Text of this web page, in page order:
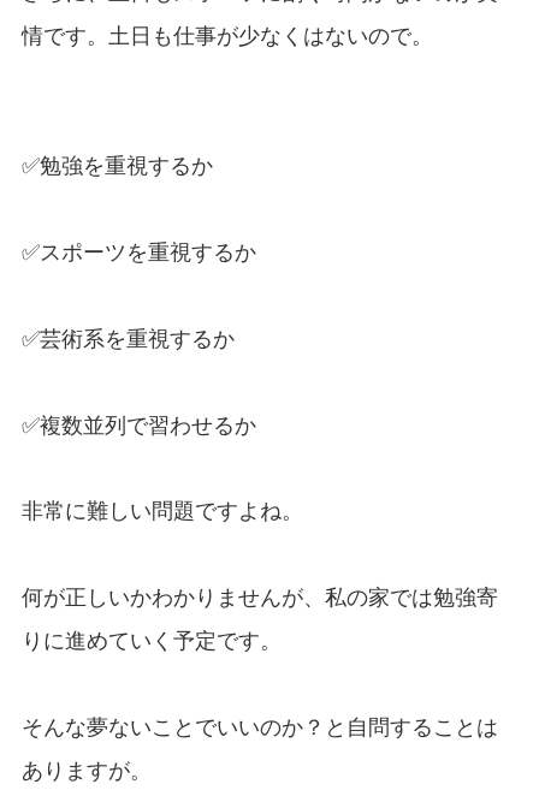
情です。土日も仕事が少なくはないので。
✅勉強を重視するか
✅スポーツを重視するか
✅芸術系を重視するか
✅複数並列で習わせるか
非常に難しい問題ですよね。
何が正しいかわかりませんが、私の家では勉強寄
りに進めていく予定です。
そんな夢ないことでいいのか？と自問することは
ありますが。